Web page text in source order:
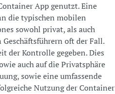
App genutzt. Eine
die typischen mobilen
sowohl privat, als auch
oft der Fall.
der Kontrolle gegeben. Dies
auch auf die Privatsphäre
sowie eine umfassende
Nutzung der Container